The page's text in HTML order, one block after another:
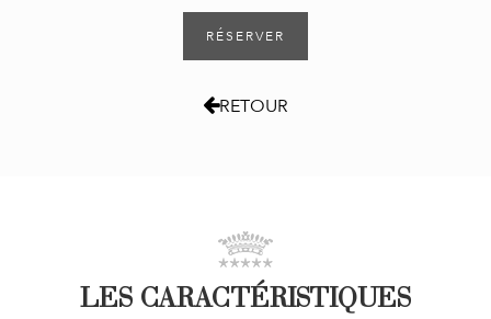
RÉSERVER
RETOUR
LES CARACTÉRISTIQUES